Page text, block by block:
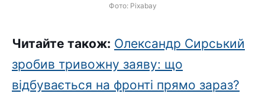
Фото: Pixabay
Читайте також: Олександр Сирський
зробив тривожну заяву: що
відбувається на фронті прямо зараз?